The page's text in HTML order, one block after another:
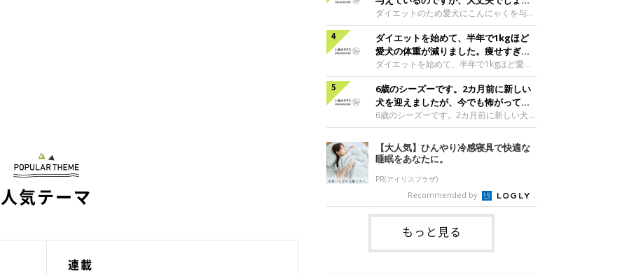
人気テーマ
連載
いう感覚から、胃の中で胃酸が分泌されま
す。これが空腹の状態で過剰になると犬は
嘔吐して胃液のようなものを吐くことがあ
ります。この場合は、夜ごはんを少し遅く
したり、夜食分をとっておいて、寝る前に
与えたりして、
とがあります。肉球を舐めている時間帯が
ひとりになっているときや夜寝る前であっ
たりはしませんか？ 犬は暇なときやスト
レスがたまったりすると、何かを噛んだり
舐めたりしたいという欲求が生まれます。
その対象が自分の肉球に向くということは
よくあります。こんな場合は愛犬の欲求を
しっかりと満たしてあげることが大切です
が、飼い主さんがかまってあげられないよ
うなときは、何
か。
ダイエットのため愛犬にこんにゃくを与え
ているのですが、大丈夫でしょうか。こん
にゃくはダイエットには向いていますが、
食べ過ぎはミネラル過多になってしまい尿
石症の原因になってしまうことがあります
ので、尿石症の既往歴がある犬は注意しま
しょう。また消化によくないこともあるの
でお腹が弱い犬も注意しましょう。現在与
えている量をかかりつけの獣医師に伝えて
相談してみてもよいかもしれませんね。チ
室 担当獣医師
ダイエットを始めて、半年で1kgほど
愛犬の体重が減りました。痩せすぎで
しょうか。
ダイエットを始めて、半年で1kgほど愛犬
の体重が減りました。痩せすぎでしょう
か。1カ月で減少させる体重を、現在の体
重の1〜2パーセントくらいで進めると、犬
が健康的に減量ができるといわれていま
す。体重が8kg以上の犬であれば、半年で
1kg減量しても問題ありません。もう少し
体重が軽い犬や、愛犬の様子に疲れやす
い、元気がない等が見られるようでした
ら、体に負担がかかっているかもしれませ
ん。獣医師と相談の上、減量方法を見直し
てくださいね。ミニチュア・ダックスフン
ド|♀|8歳2カ月監修／いぬのきもち相談
室 担当獣医
6歳のシーズーです。2カ月前に新しい
犬を迎えましたが、今でも怖がってい
ます。
6歳のシーズーです。2カ月前に新しい犬を
迎えましたが、今でも怖がっています。先
住犬の性格は社交的ですか？日頃から他の
犬との交流がありますか？先に飼われてい
る愛犬が、ひとりっ子の時間が長くて、変
化を好まない性格でしたら、新しい愛犬と
慣れるために長い時間が必要になります。
それぞれの愛犬のスペースや時間を確保し
て、様子をみてあげましょう。散歩や遊び
をどちらかのペースに合わせるようなこと
はしないで、1頭ずつ別々に過ごす時間を
作ってあげてくださいね。食事やトイレの
【大人気】ひんやり冷感寝具で快適な
睡眠をあなたに。
PR(アイリスプラザ)
Recommended by
もっと見る